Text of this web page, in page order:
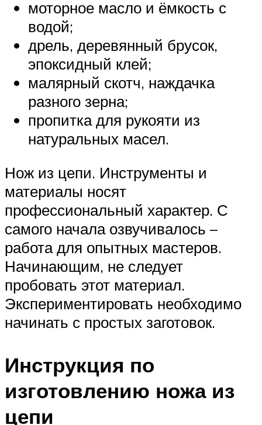
моторное масло и ёмкость с
водой;
дрель, деревянный брусок,
эпоксидный клей;
малярный скотч, наждачка
разного зерна;
пропитка для рукояти из
натуральных масел.
Нож из цепи. Инструменты и
материалы носят
профессиональный характер. С
самого начала озвучивалось –
работа для опытных мастеров.
Начинающим, не следует
пробовать этот материал.
Экспериментировать необходимо
начинать с простых заготовок.
Инструкция по
изготовлению ножа из
цепи